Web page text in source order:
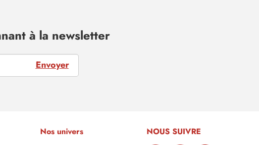
à la newsletter
Envoyer
Nos univers NOUS SUIVRE